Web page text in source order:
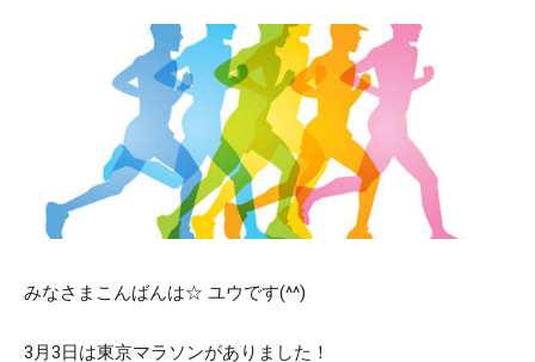
みなさまこんばんは☆ ユウです(^^)
3月3日は東京マラソンがありました！